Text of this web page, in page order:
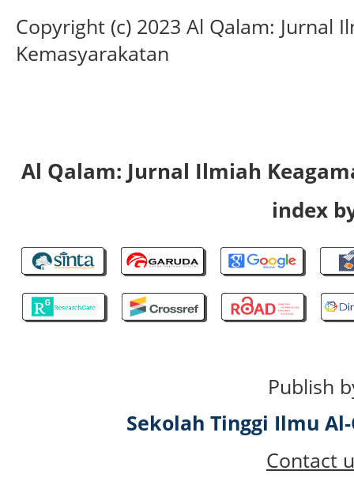
Copyright (c) 2023 Al Qalam: Jurnal
Kemasyarakatan
Al Qalam: Jurnal Ilmiah
index
Publish
Sekolah Tinggi Ilmu
Contact